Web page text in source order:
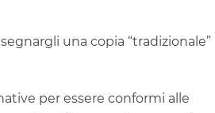
una copia “tradizionale”
per essere conformi alle